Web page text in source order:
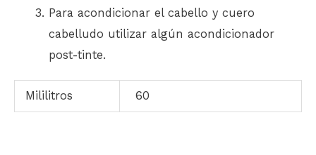
Para acondicionar el cabello y cuero
cabelludo utilizar algún acondicionador
post-tinte.
Mililitros 60